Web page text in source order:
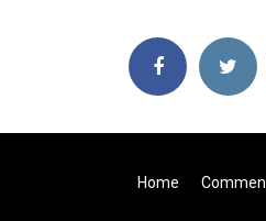
Home